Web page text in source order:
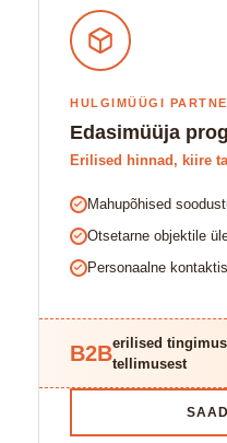
HULGIMÜÜGI
Edasimüüja
Erilised hinnad, kiire
Mahupõhised
Otsetarne objektile
Personaalne
B2Berilised
tellimusest